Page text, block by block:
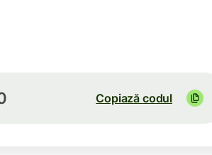
Copiază codul